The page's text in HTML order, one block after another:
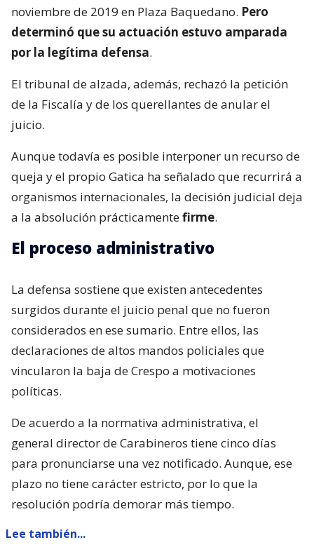
noviembre de 2019 en Plaza Baquedano. Pero
determinó que su actuación estuvo amparada
por la legítima defensa.
El tribunal de alzada, además, rechazó la petición
de la Fiscalía y de los querellantes de anular el
juicio.
Aunque todavía es posible interponer un recurso de
queja y el propio Gatica ha señalado que recurrirá a
organismos internacionales, la decisión judicial deja
a la absolución prácticamentefirme.
El proceso administrativo
La defensa sostiene que existen antecedentes
surgidos durante el juicio penal que no fueron
considerados en ese sumario. Entre ellos, las
declaraciones de altos mandos policiales que
vincularon la baja de Crespo a motivaciones
políticas.
De acuerdo a la normativa administrativa, el
general director de Carabineros tiene cinco días
para pronunciarse una vez notificado. Aunque, ese
plazo no tiene carácter estricto, por lo que la
resolución podría demorar más tiempo.
Lee también...